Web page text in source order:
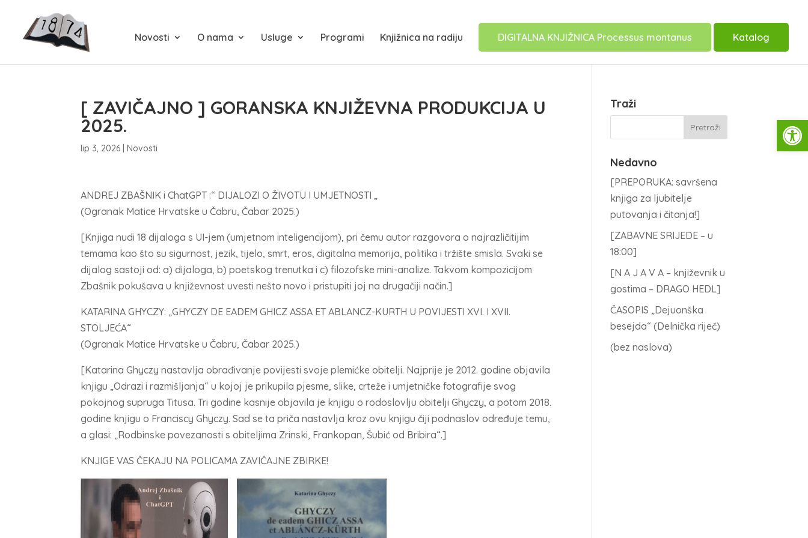
Novosti O nama Usluge Programi Knjižnica na radiju DIGITALNA KNJIŽNICA Processus montanus Katalog
[ ZAVIČAJNO ] GORANSKA KNJIŽEVNA PRODUKCIJA U
2025.
lip 3, 2026 |Novosti
ANDREJ ZBAŠNIK i ChatGPT :“ DIJALOZI O ŽIVOTU I UMJETNOSTI „
(Ogranak Matice Hrvatske u Čabru, Čabar 2025.)
[Knjiga nudi 18 dijaloga s UI-jem (umjetnom inteligencijom), pri čemu autor razgovora o najrazličitijim
temama kao što su sigurnost, jezik, tijelo, smrt, eros, digitalna memorija, politika i tržište smisla. Svaki se
dijalog sastoji od: a) dijaloga, b) poetskog trenutka i c) filozofske mini-analize. Takvom kompozicijom
Zbašnik pokušava u književnost uvesti nešto novo i pristupiti joj na drugačiji način.]
KATARINA GHYCZY: „GHYCZY DE EADEM GHICZ ASSA ET ABLANCZ-KURTH U POVIJESTI XVI. I XVII.
STOLJEĆA“
(Ogranak Matice Hrvatske u Čabru, Čabar 2025.)
[Katarina Ghyczy nastavlja obrađivanje povijesti svoje plemićke obitelji. Najprije je 2012. godine objavila
knjigu „Odrazi i razmišljanja“ u kojoj je prikupila pjesme, slike, crteže i umjetničke fotografije svog
pokojnog supruga Titusa. Tri godine kasnije objavila je knjigu o rodoslovlju obitelji Ghyczy, a potom 2018.
godine knjigu o Franciscy Ghyczy. Sad se ta priča nastavlja kroz ovu knjigu čiji podnaslov određuje temu,
a glasi: „Rodbinske povezanosti s obiteljima Zrinski, Frankopan, Šubić od Bribira“.]
KNJIGE VAS ČEKAJU NA POLICAMA ZAVIČAJNE ZBIRKE!
Traži
Nedavno
[PREPORUKA: savršena
knjiga za ljubitelje
putovanja i čitanja!]
[ZABAVNE SRIJEDE – u
18:00]
[N A J A V A – književnik u
gostima – DRAGO HEDL]
ČASOPIS „Dejuonška
besejda“ (Delnička riječ)
(bez naslova)